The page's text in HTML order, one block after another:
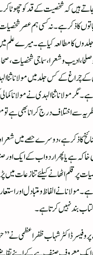
ہیں کہ شخصیت کے قد کو
باتوں کا ذکر ہے ۔نہ کسی ہم
کا مطالعہ کیا ہے۔میرے علم
و شعرا، سماجی شخصیات،
چراغ کے کس جلد میں مولانا ثنا
مگر مولانا ثنا الہدی نے
سے اختلاف درج کرانا بھی ہے
کا ذکر ہے ، دوسرے حصے
خاکہ ہے یا پھر اردو اب کے ایک
پر قلم اٹھانے کیلئےتنازعات
نے الفاظ و متبادل اور
بند نہیں کرتا ہے۔
پروفیسر ڈاکٹر شہاب ظفر اعظمی